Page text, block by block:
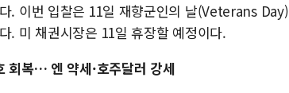
. 이번 입찰은 11일 재향군인의 날(Veterans
. 미 채권시장은 11일 휴장할 예정이다.
회복… 엔 약세·호주달러 강세